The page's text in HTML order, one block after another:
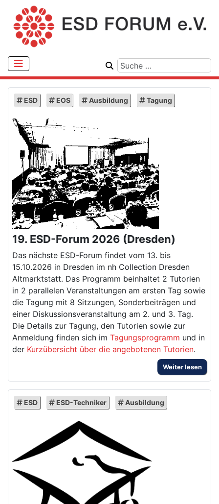
ESD EOS Ausbildung Tagung
19. ESD-Forum 2026 (Dresden)
Das nächste ESD-Forum findet vom 13. bis
15.10.2026 in Dresden im nh Collection Dresden
Altmarktstatt. Das Programm beinhaltet 2 Tutorien
in 2 parallelen Veranstaltungen am ersten Tag sowie
die Tagung mit 8 Sitzungen, Sonderbeiträgen und
einer Diskussionsveranstaltung am 2. und 3. Tag.
Die Details zur Tagung, den Tutorien sowie zur
Anmeldung finden sich im Tagungsprogramm und in
der Kurzübersicht über die angebotenen Tutorien.
Weiter lesen
ESD ESD-Techniker Ausbildung